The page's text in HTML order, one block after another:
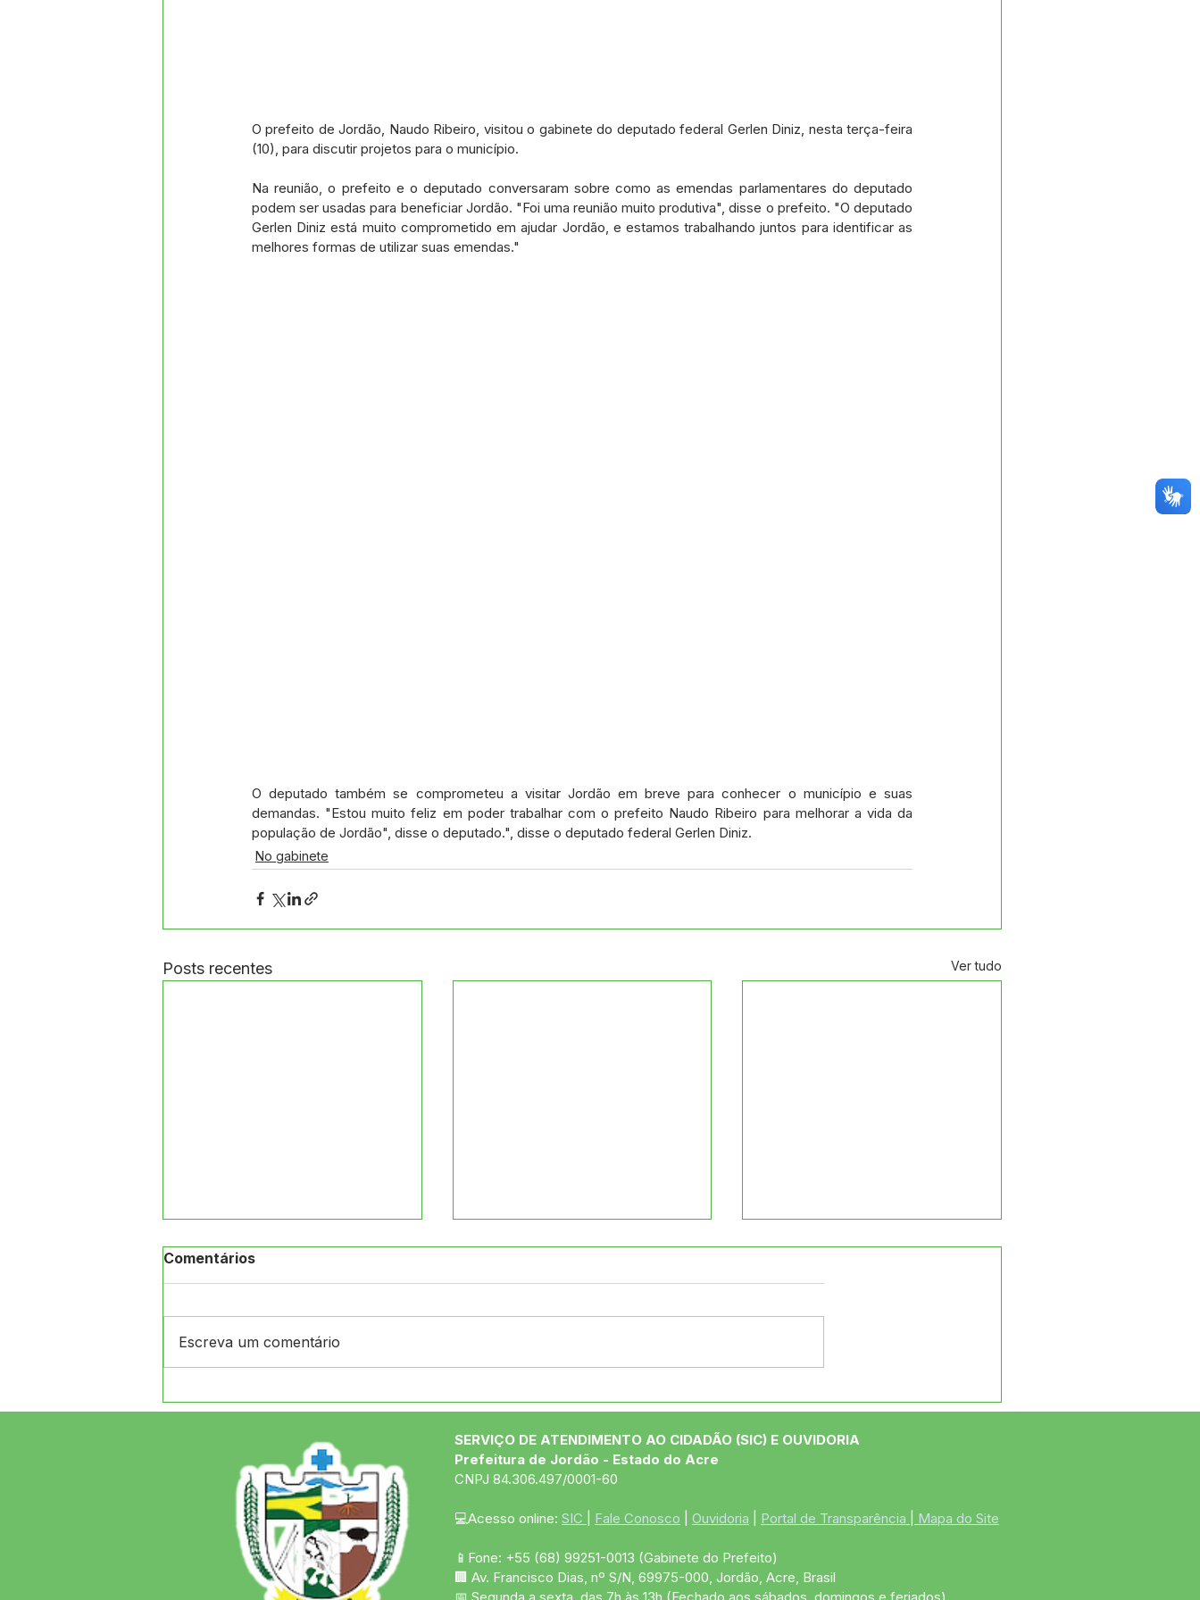
O prefeito de Jordão, Naudo Ribeiro, visitou o gabinete do deputado federal Gerlen Diniz, nesta terça-feira
(10), para discutir projetos para o município.
Na reunião, o prefeito e o deputado conversaram sobre como as emendas parlamentares do deputado
podem ser usadas para beneficiar Jordão. "Foi uma reunião muito produtiva", disse o prefeito. "O deputado
Gerlen Diniz está muito comprometido em ajudar Jordão, e estamos trabalhando juntos para identificar as
melhores formas de utilizar suas emendas."
O deputado também se comprometeu a visitar Jordão em breve para conhecer o município e suas
demandas. "Estou muito feliz em poder trabalhar com o prefeito Naudo Ribeiro para melhorar a vida da
população de Jordão", disse o deputado.", disse o deputado federal Gerlen Diniz.
No gabinete
Posts recentes Ver tudo
ex-prefeito de Manoel
investimentos
Alan Rick para solicitar
emendas para projetos de
melhorias para Jordão
visita o município em
busca de conhecer
demandas locais
Comentários
Escreva um comentário
SERVIÇO DE ATENDIMENTO AO CIDADÃO (SIC) E OUVIDORIA
Prefeitura de Jordão - Estado do Acre
CNPJ 84.306.497/0001-60
💻Acesso online: SIC Fale Conosco Ouvidoria Portal de Transparência Mapa do Site
📱Fone: +55 (68) 99251-0013 (Gabinete do Prefeito)
🏢 Av. Francisco Dias, nº S/N, 69975-000, Jordão, Acre, Brasil